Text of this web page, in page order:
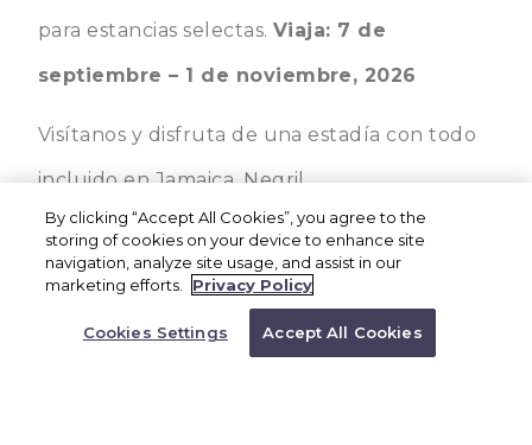
para estancias selectas. Viaja: 7 de
septiembre – 1 de noviembre, 2026
Visítanos y disfruta de una estadía con todo
incluido en Jamaica, Negril.
Una experiencia única:
Siete restaurantes de primera clase
Ocho bares.
RESERVA AHORA
O llame a un
representante para
1.866.527.4762
By clicking “Accept All Cookies”, you agree to the
storing of cookies on your device to enhance site
navigation, analyze site usage, and assist in our
marketing efforts.
Privacy Policy
Cookies Settings Accept All Cookies